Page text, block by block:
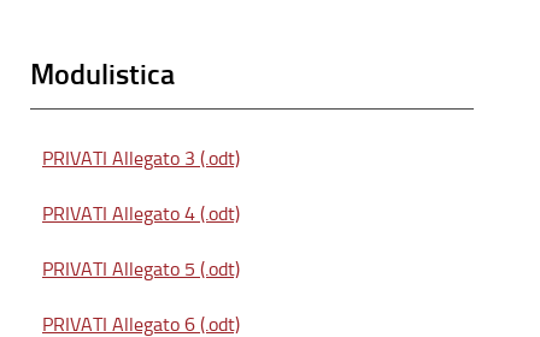
Modulistica
PRIVATI Allegato 3 (.odt)
PRIVATI Allegato 4 (.odt)
PRIVATI Allegato 5 (.odt)
PRIVATI Allegato 6 (.odt)